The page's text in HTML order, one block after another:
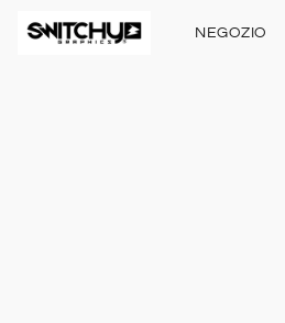
NEGOZIO